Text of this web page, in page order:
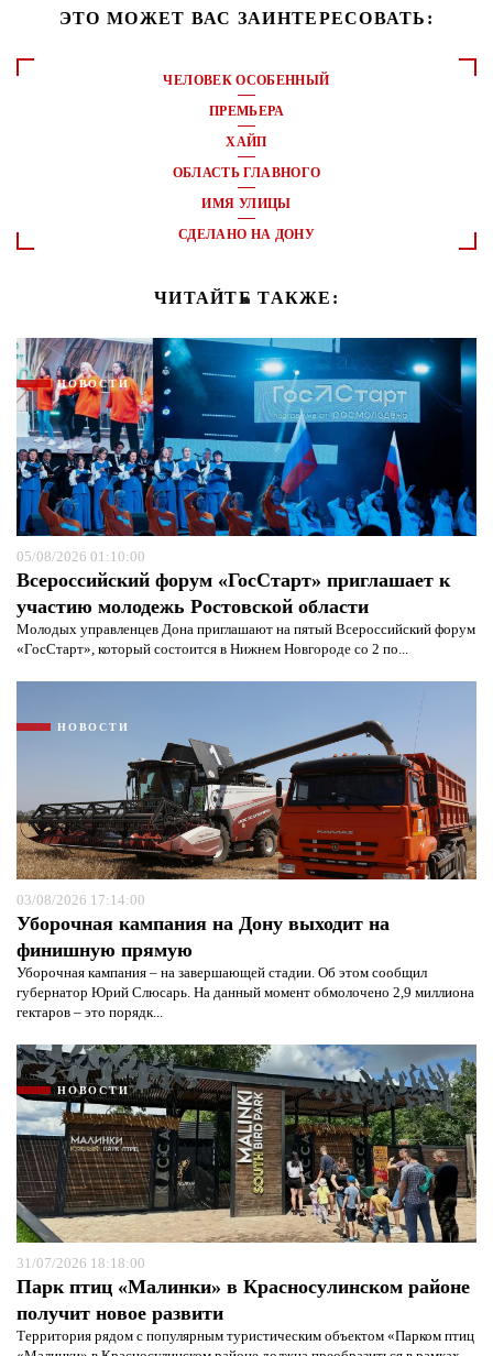
ЭТО МОЖЕТ ВАС ЗАИНТЕРЕСОВАТЬ:
ЧЕЛОВЕК ОСОБЕННЫЙ
ПРЕМЬЕРА
ХАЙП
ОБЛАСТЬ ГЛАВНОГО
ИМЯ УЛИЦЫ
СДЕЛАНО НА ДОНУ
ЧИТАЙТЕ ТАКЖЕ:
НОВОСТИ
05/08/2026 01:10:00
Всероссийский форум «ГосСтарт» приглашает к
участию молодежь Ростовской области
Молодых управленцев Дона приглашают на пятый Всероссийский форум
«ГосСтарт», который состоится в Нижнем Новгороде со 2 по...
НОВОСТИ
03/08/2026 17:14:00
Уборочная кампания на Дону выходит на
финишную прямую
Уборочная кампания – на завершающей стадии. Об этом сообщил
губернатор Юрий Слюсарь. На данный момент обмолочено 2,9 миллиона
гектаров – это порядк...
НОВОСТИ
31/07/2026 18:18:00
Парк птиц «Малинки» в Красносулинском районе
получит новое развити
Территория рядом с популярным туристическим объектом «Парком птиц